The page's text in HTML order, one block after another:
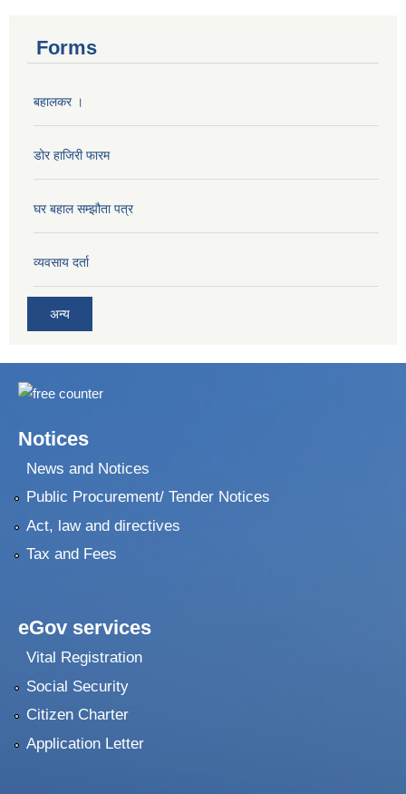
Forms
बहालकर ।
डोर हाजिरी फारम
घर बहाल सम्झौता पत्र
व्यवसाय दर्ता
अन्य
Notices
News and Notices
Public Procurement/ Tender Notices
Act, law and directives
Tax and Fees
eGov services
Vital Registration
Social Security
Citizen Charter
Application Letter